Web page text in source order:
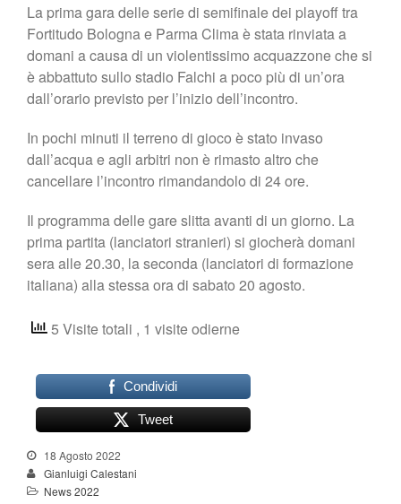
La prima gara delle serie di semifinale dei playoff tra
Fortitudo Bologna e Parma Clima è stata rinviata a
domani a causa di un violentissimo acquazzone che si
è abbattuto sullo stadio Falchi a poco più di un’ora
dall’orario previsto per l’inizio dell’incontro.
In pochi minuti il terreno di gioco è stato invaso
dall’acqua e agli arbitri non è rimasto altro che
cancellare l’incontro rimandandolo di 24 ore.
Il programma delle gare slitta avanti di un giorno. La
prima partita (lanciatori stranieri) si giocherà domani
sera alle 20.30, la seconda (lanciatori di formazione
italiana) alla stessa ora di sabato 20 agosto.
5 Visite totali , 1 visite odierne
Condividi
Tweet
18 Agosto 2022
Gianluigi Calestani
News 2022